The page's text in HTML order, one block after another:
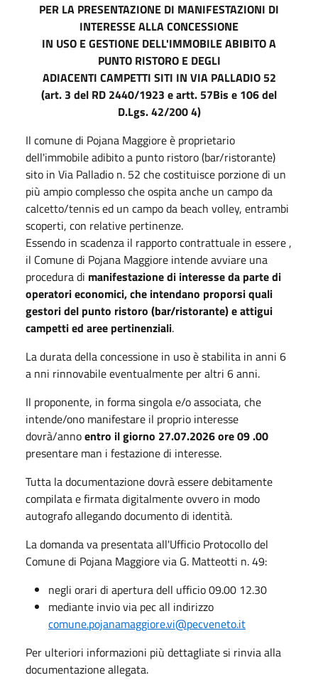
PER LA PRESENTAZIONE DI MANIFESTAZIONI DI
INTERESSE ALLA CONCESSIONE
IN USO E GESTIONE DELL'IMMOBILE ABIBITO A
PUNTO RISTORO E DEGLI
ADIACENTI CAMPETTI SITI IN VIA PALLADIO 52
(art. 3 del RD 2440/1923 e artt. 57Bis e 106 del
D.Lgs. 42/200 4)
Il comune di Pojana Maggiore è proprietario
dell'immobile adibito a punto ristoro (bar/ristorante)
sito in Via Palladio n. 52 che costituisce porzione di un
più ampio complesso che ospita anche un campo da
calcetto/tennis ed un campo da beach volley, entrambi
scoperti, con relative pertinenze.
Essendo in scadenza il rapporto contrattuale in essere ,
il Comune di Pojana Maggiore intende avviare una
procedura di manifestazione di interesse da parte di
operatori economici, che intendano proporsi quali
gestori del punto ristoro (bar/ristorante) e attigui
campetti ed aree pertinenziali.
La durata della concessione in uso è stabilita in anni 6
a nni rinnovabile eventualmente per altri 6 anni.
Il proponente, in forma singola e/o associata, che
intende/ono manifestare il proprio interesse
dovrà/annoentro il giorno 27.07.2026 ore 09 .00
presentare man i festazione di interesse.
Tutta la documentazione dovrà essere debitamente
compilata e firmata digitalmente ovvero in modo
autografo allegando documento di identità.
La domanda va presentata all'Ufficio Protocollo del
Comune di Pojana Maggiore via G. Matteotti n. 49:
negli orari di apertura dell ufficio 09.00 12.30
mediante invio via pec all indirizzo
comune.pojanamaggiore.vi@pecveneto.it
Per ulteriori informazioni più dettagliate si rinvia alla
documentazione allegata.